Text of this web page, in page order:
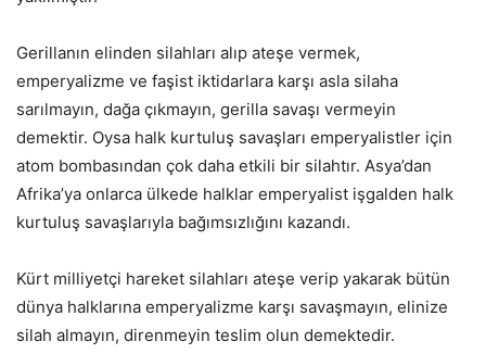
Gerillanın elinden silahları alıp ateşe vermek,
emperyalizme ve faşist iktidarlara karşı asla silaha
sarılmayın, dağa çıkmayın, gerilla savaşı vermeyin
demektir. Oysa halk kurtuluş savaşları emperyalistler için
atom bombasından çok daha etkili bir silahtır. Asya’dan
Afrika’ya onlarca ülkede halklar emperyalist işgalden halk
kurtuluş savaşlarıyla bağımsızlığını kazandı.
Kürt milliyetçi hareket silahları ateşe verip yakarak bütün
dünya halklarına emperyalizme karşı savaşmayın, elinize
silah almayın, direnmeyin teslim olun demektedir.